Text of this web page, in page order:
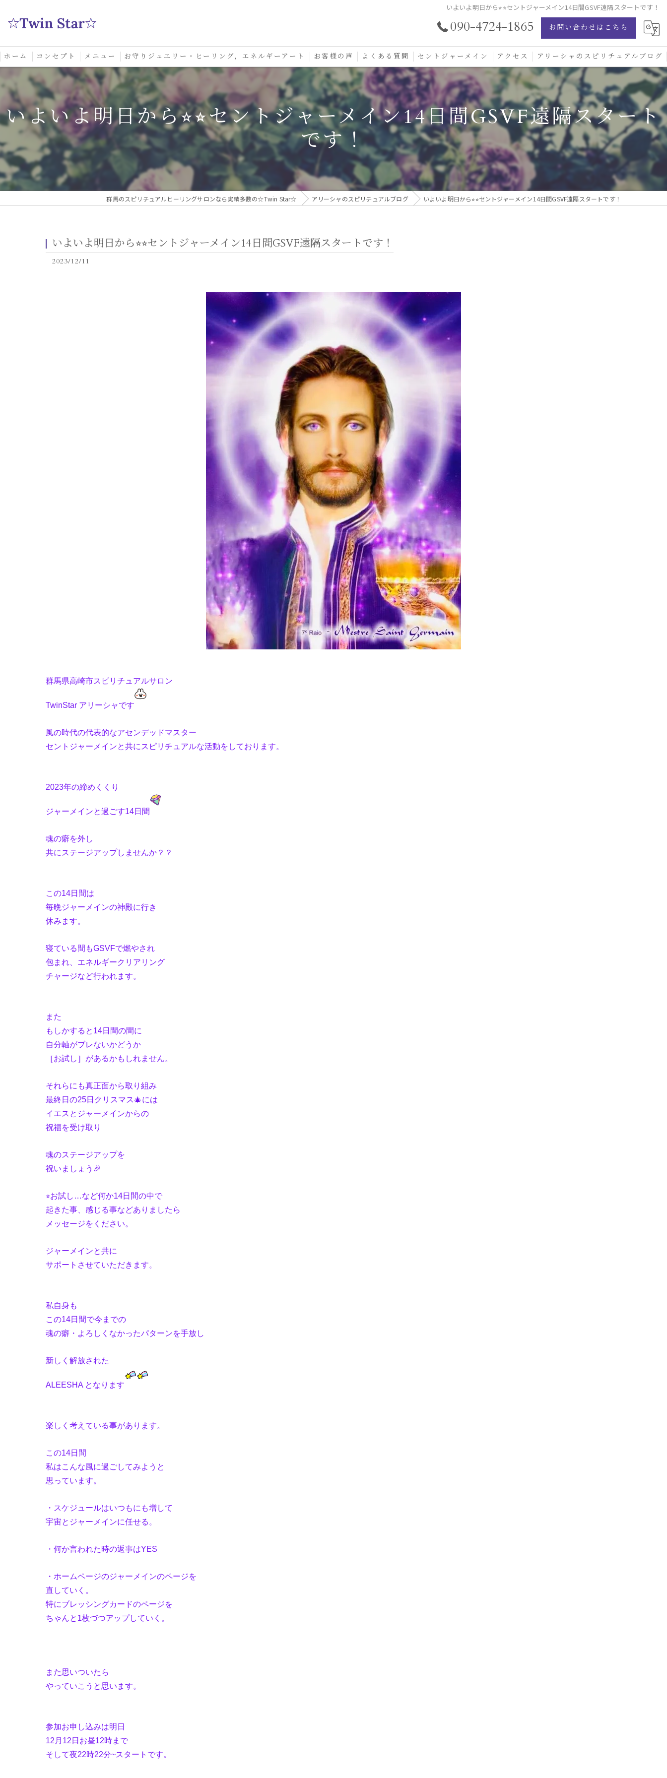
いよいよ明日から⭐︎⭐︎セントジャーメイン14日間GSVF遠隔スタートです！
090-4724-1865 お問い合わせはこちら
ホーム コンセプト メニュー
スクール
お守りジュエリー・ヒーリング，エネルギーアート お客様の声
口コミ
よくある質問 セントジャーメイン
セントジャーメイン愛の学校
セントジャーメインブレッシングカード
お守りジュエリー
アクセス アリーシャのスピリチュアルブログ
いよいよ明日から⭐︎⭐︎セントジャーメイン14日間GSVF遠隔スタート
です！
群馬のスピリチュアルヒーリングサロンなら実績多数の☆Twin Star☆ アリーシャのスピリチュアルブログ いよいよ明日から⭐︎⭐︎セントジャーメイン14日間GSVF遠隔スタートです！
いよいよ明日から⭐︎⭐︎セントジャーメイン14日間GSVF遠隔スタートです！
2023/12/11
群馬県高崎市スピリチュアルサロン
TwinStar アリーシャです
風の時代の代表的なアセンデッドマスター
セントジャーメインと共にスピリチュアルな活動をしております。
2023年の締めくくり
ジャーメインと過ごす14日間
魂の癖を外し
共にステージアップしませんか？？
この14日間は
毎晩ジャーメインの神殿に行き
休みます。
寝ている間もGSVFで燃やされ
包まれ、エネルギークリアリング
チャージなど行われます。
また
もしかすると14日間の間に
自分軸がブレないかどうか
［お試し］があるかもしれません。
それらにも真正面から取り組み
最終日の25日クリスマス🎄には
イエスとジャーメインからの
祝福を受け取り
魂のステージアップを
祝いましょう🎉
⭐︎お試し…など何か14日間の中で
起きた事、感じる事などありましたら
メッセージをください。
ジャーメインと共に
サポートさせていただきます。
私自身も
この14日間で今までの
魂の癖・よろしくなかったパターンを手放し
新しく解放された
ALEESHA となります
楽しく考えている事があります。
この14日間
私はこんな風に過ごしてみようと
思っています。
・スケジュールはいつもにも増して
宇宙とジャーメインに任せる。
・何か言われた時の返事はYES
・ホームページのジャーメインのページを
直していく。
特にブレッシングカードのページを
ちゃんと1枚づつアップしていく。
また思いついたら
やっていこうと思います。
参加お申し込みは明日
12月12日お昼12時まで
そして夜22時22分~スタートです。